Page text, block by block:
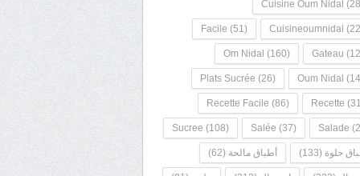
Cuisine Oum Nidal
Cuisineoumnidal
Facile (51)
Gateau
Om Nidal (160)
Oum Nidal
Plats Sucrée (26)
Recette
Recette Facile (86)
Salade
Salée (37)
Sucree (108)
حلوة (133) أطباق مالحة (62)